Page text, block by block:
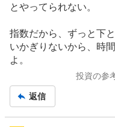
板
事
とやってられない。
指数だから、ずっと下
いかぎりないから、時
よ。
投資の参
返信